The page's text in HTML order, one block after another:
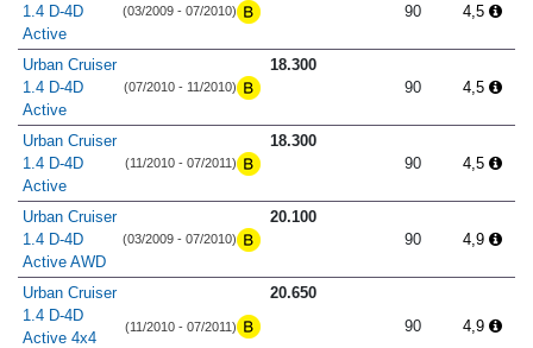
1.4 D-4D
Active
(03/2009 - 07/2010)
90
4,5
Urban Cruiser
1.4 D-4D
Active
(07/2010 - 11/2010)
18.300
90
4,5
Urban Cruiser
1.4 D-4D
Active
(11/2010 - 07/2011)
18.300
90
4,5
Urban Cruiser
1.4 D-4D
Active AWD
(03/2009 - 07/2010)
20.100
90
4,9
Urban Cruiser
1.4 D-4D
Active 4x4
(11/2010 - 07/2011)
20.650
90
4,9